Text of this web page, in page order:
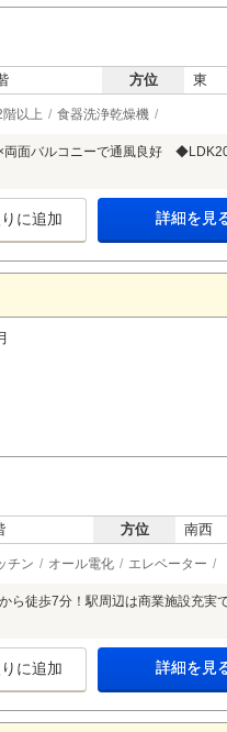
方位 東
階以上 食器洗浄乾燥機
面バルコニーで通風良好
に追加 詳細を見
方位 南西
チン オール電化 エレベーター
徒歩7分！駅周辺は商業施設充実
に追加 詳細を見